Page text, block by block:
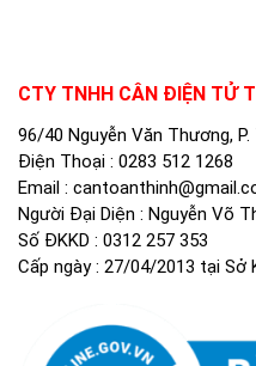
CTY TNHH CÂN ĐIỆN TỬ
96/40 Nguyễn Văn Thương, P.
Điện Thoại : 0283 512 1268
Email :
Người Đại Diện : Nguyễn Võ
Số ĐKKD : 0312 257 353
Cấp ngày : 27/04/2013 tại Sở